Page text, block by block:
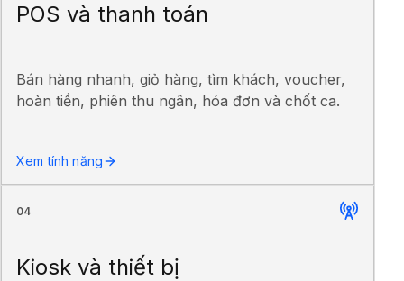
POS và thanh toán
Bán hàng nhanh, giỏ hàng, tìm khách, voucher,
hoàn tiền, phiên thu ngân, hóa đơn và chốt ca.
Xem tính năng
04
Kiosk và thiết bị